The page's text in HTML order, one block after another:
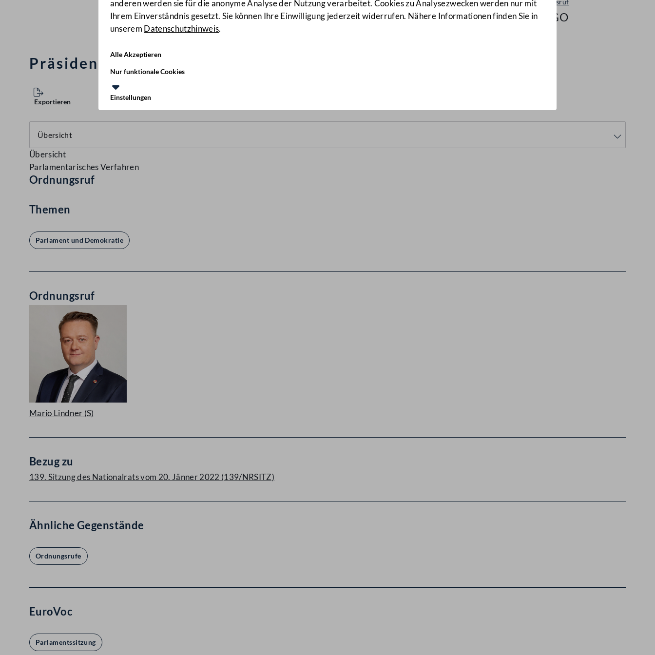
anderen werden sie für die anonyme Analyse der Nutzung verarbeitet. Cookies zu Analysezwecken werden nur mit
Ihrem Einverständnis gesetzt. Sie können Ihre Einwilligung jederzeit widerrufen. Nähere Informationen finden Sie in
unserem Datenschutzhinweis.
Alle Akzeptieren
Nur funktionale Cookies
Einstellungen
Ordnungsruf
798/GO
Präsidentin Bures - Abg. Lindner
Exportieren
Übersicht
Parlamentarisches Verfahren
Ordnungsruf
Themen
Parlament und Demokratie
Ordnungsruf
Mario Lindner (S)
Bezug zu
139. Sitzung des Nationalrats vom 20. Jänner 2022 (139/NRSITZ)
Ähnliche Gegenstände
Ordnungsrufe
EuroVoc
Parlamentssitzung